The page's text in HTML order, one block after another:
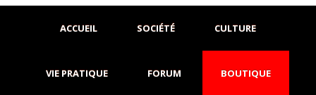
ACCUEIL SOCIÉTÉ CULTURE
VIE PRATIQUE FORUM BOUTIQUE